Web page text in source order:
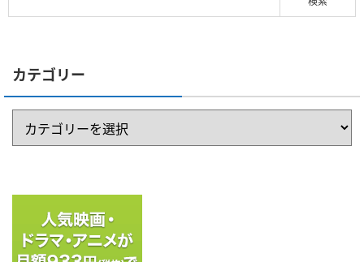
カテゴリー